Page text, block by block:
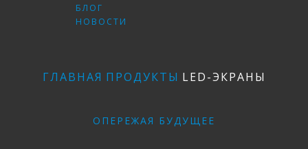
БЛОГ
НОВОСТИ
ГЛАВНАЯ ПРОДУКТЫ LED-ЭКРАНЫ
ОПЕРЕЖАЯ БУДУЩЕЕ